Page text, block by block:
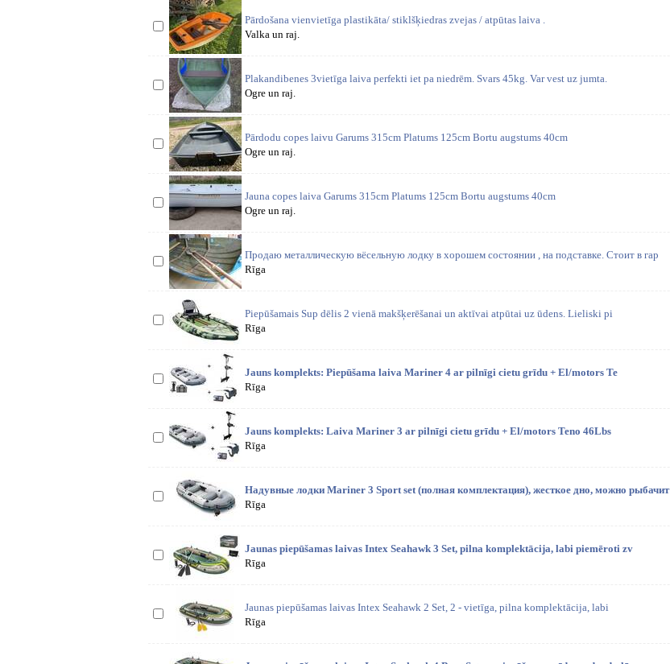
Pārdošana vienvietīga plastikāta/ stiklšķiedras zvejas / atpūtas laiva .
Valka un raj.
Plakandibenes 3vietīga laiva perfekti iet pa niedrēm. Svars 45kg. Var vest uz jumta.
Ogre un raj.
Pārdodu copes laivu Garums 315cm Platums 125cm Bortu augstums 40cm
Ogre un raj.
Jauna copes laiva Garums 315cm Platums 125cm Bortu augstums 40cm
Ogre un raj.
Продаю металлическую вёсельную лодку в хорошем состоянии , на подставке. Стоит в гар
Rīga
Piepūšamais Sup dēlis 2 vienā makšķerēšanai un aktīvai atpūtai uz ūdens. Lieliski pi
Rīga
Jauns komplekts: Piepūšama laiva Mariner 4 ar pilnīgi cietu grīdu + El/motors Te
Rīga
Jauns komplekts: Laiva Mariner 3 ar pilnīgi cietu grīdu + El/motors Teno 46Lbs
Rīga
Надувные лодки Mariner 3 Sport set (полная комплектация), жесткое дно, можно рыбачит
Rīga
Jaunas piepūšamas laivas Intex Seahawk 3 Set, pilna komplektācija, labi piemēroti zv
Rīga
Jaunas piepūšamas laivas Intex Seahawk 2 Set, 2 - vietīga, pilna komplektācija, labi
Rīga